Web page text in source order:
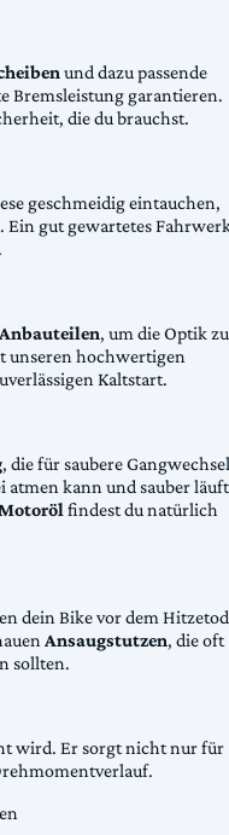
und dazu passende
Bremsleistung garantieren.
die du brauchst.
geschmeidig eintauchen,
Ein gut gewartetes
, um die Optik zu
unseren hochwertigen
Kaltstart.
, die für saubere Gangwechsel
kann und sauber
findest du natürlich
dein Bike vor dem
Ansaugstutzen, die oft
sollten.
wird. Er sorgt nicht nur für